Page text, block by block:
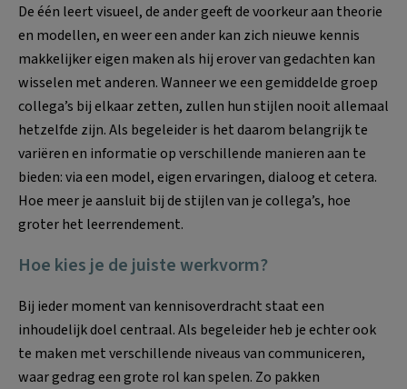
De één leert visueel, de ander geeft de voorkeur aan theorie
en modellen, en weer een ander kan zich nieuwe kennis
makkelijker eigen maken als hij erover van gedachten kan
wisselen met anderen. Wanneer we een gemiddelde groep
collega’s bij elkaar zetten, zullen hun stijlen nooit allemaal
hetzelfde zijn. Als begeleider is het daarom belangrijk te
variëren en informatie op verschillende manieren aan te
bieden: via een model, eigen ervaringen, dialoog et cetera.
Hoe meer je aansluit bij de stijlen van je collega’s, hoe
groter het leerrendement.
Hoe kies je de juiste werkvorm?
Bij ieder moment van kennisoverdracht staat een
inhoudelijk doel centraal. Als begeleider heb je echter ook
te maken met verschillende niveaus van communiceren,
waar gedrag een grote rol kan spelen. Zo pakken